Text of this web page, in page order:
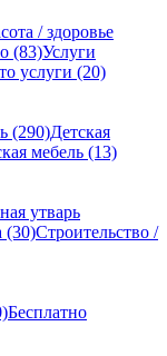
/ здоровье
(83)Услуги
услуги (20)
(290)Детская
мебель (13)
утварь
(30)Строительство /
Бесплатно